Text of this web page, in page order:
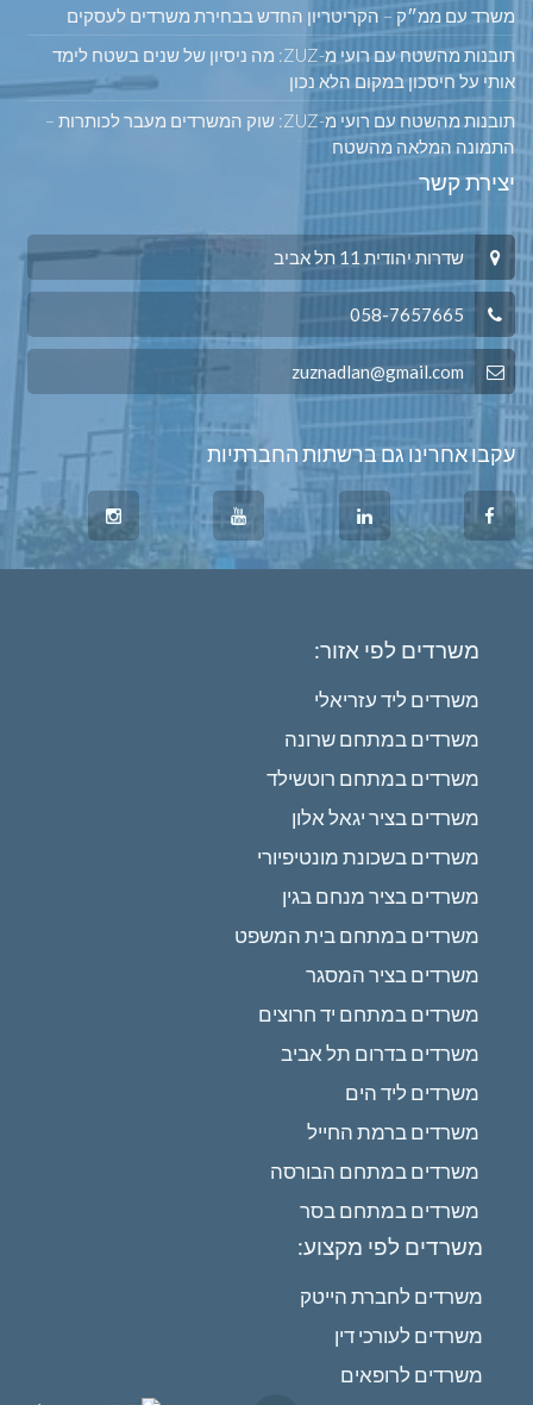
משרד עם ממ״ק – הקריטריון החדש בבחירת משרדים לעסקים
תובנות מהשטח עם רועי מ-ZUZ: מה ניסיון של שנים בשטח לימד
אותי על חיסכון במקום הלא נכון
תובנות מהשטח עם רועי מ-ZUZ: שוק המשרדים מעבר לכותרות –
התמונה המלאה מהשטח
יצירת קשר
שדרות יהודית 11 תל אביב
עקבו אחרינו גם ברשתות החברתיות
משרדים לפי אזור:
משרדים ליד עזריאלי
משרדים במתחם שרונה
משרדים במתחם רוטשילד
משרדים בציר יגאל אלון
משרדים בשכונת מונטיפיורי
משרדים בציר מנחם בגין
משרדים במתחם בית המשפט
משרדים בציר המסגר
משרדים במתחם יד חרוצים
משרדים בדרום תל אביב
משרדים ליד הים
משרדים ברמת החייל
משרדים במתחם הבורסה
משרדים במתחם בסר
משרדים לפי מקצוע:
משרדים לחברת הייטק
משרדים לעורכי דין
משרדים לרופאים